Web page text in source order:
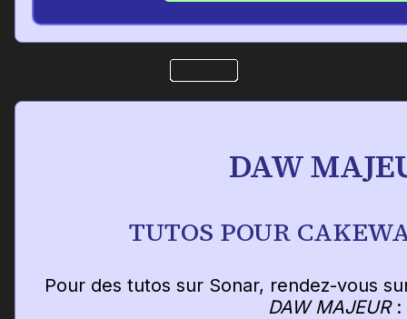
DAW
TUTOS POUR
Pour des tutos sur Sonar, rendez-vous
DAW MAJEUR: